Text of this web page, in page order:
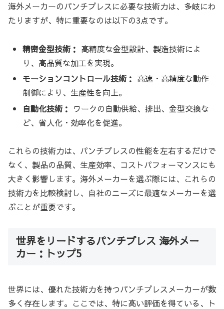
海外メーカーのパンチプレスに必要な技術力は、多岐にわ
たりますが、特に重要なのは以下の3点です。
精密金型技術： 高精度な金型設計、製造技術によ
り、高品質な加工を実現。
モーションコントロール技術： 高速・高精度な動作
制御により、生産性を向上。
自動化技術： ワークの自動供給、排出、金型交換な
ど、省人化・効率化を促進。
これらの技術力は、パンチプレスの性能を左右するだけで
なく、製品の品質、生産効率、コストパフォーマンスにも
大きく影響します。海外メーカーを選ぶ際には、これらの
技術力を比較検討し、自社のニーズに最適なメーカーを選
ぶことが重要です。
世界をリードするパンチプレス 海外メー
カー：トップ5
世界には、優れた技術力を持つパンチプレスメーカーが数
多く存在します。ここでは、特に高い評価を得ている、ト